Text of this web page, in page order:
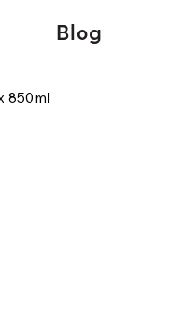
Blog
850ml